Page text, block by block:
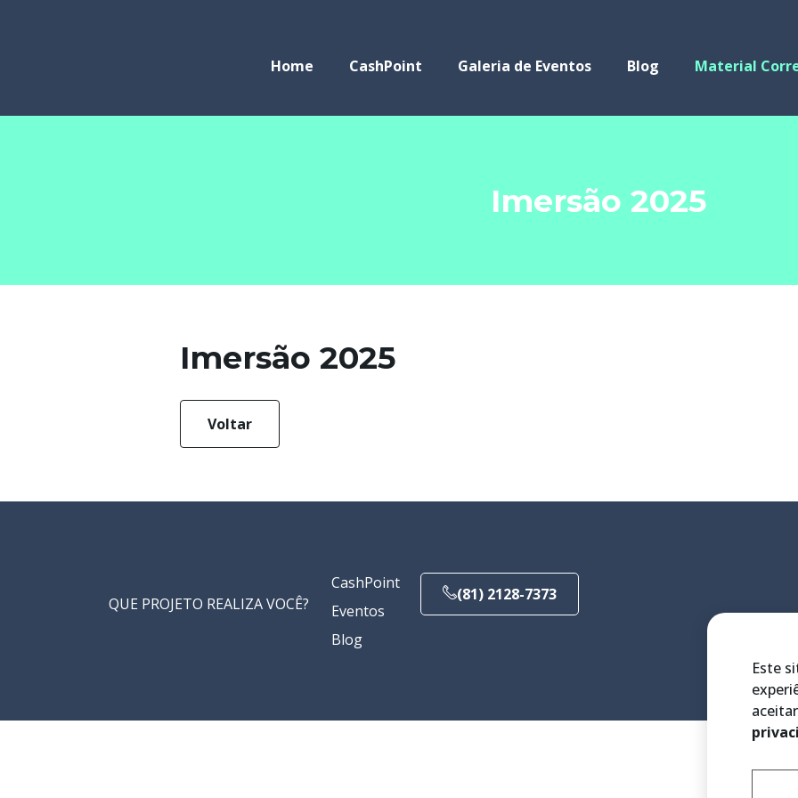
Home CashPoint Galeria de Eventos Blog Material
Imersão 2025
Imersão 2025
Voltar
QUE PROJETO REALIZA VOCÊ?
CashPoint
Eventos
Blog
(81) 2128-7373
Este